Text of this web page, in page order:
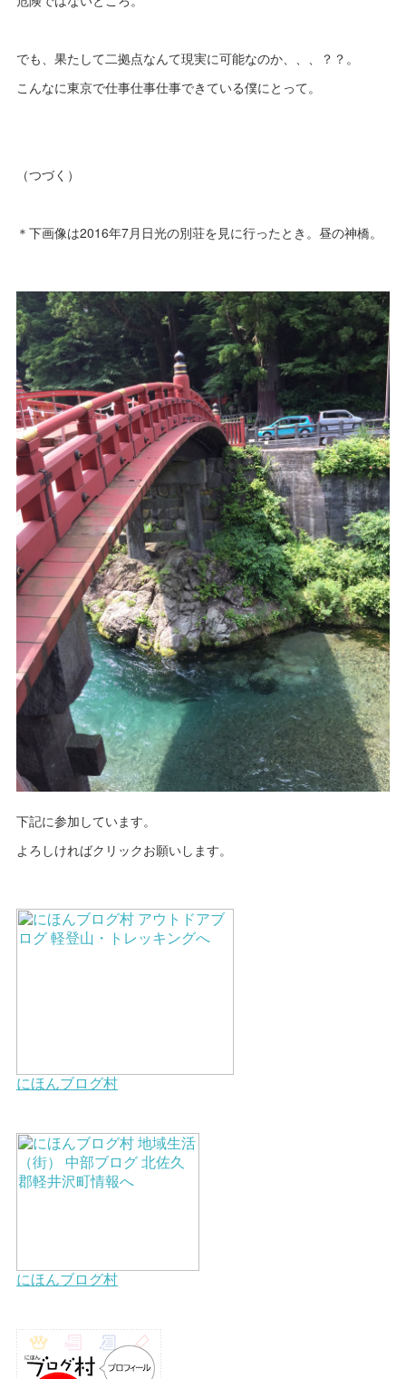
でも、果たして二拠点なんて現実に可能なのか、、、？？。
こんなに東京で仕事仕事仕事できている僕にとって。
（つづく）
＊下画像は2016年7月日光の別荘を見に行ったとき。昼の神橋。
下記に参加しています。
よろしければクリックお願いします。